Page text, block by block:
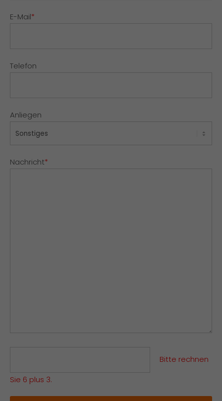
E-Mail*
Telefon
Anliegen
Nachricht*
Bitte rechnen
Sie 6 plus 3.